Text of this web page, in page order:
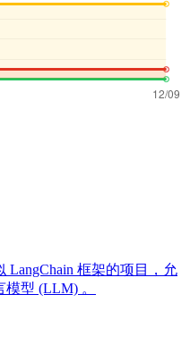
LangChain 框架的项目，允
型 (LLM) 。